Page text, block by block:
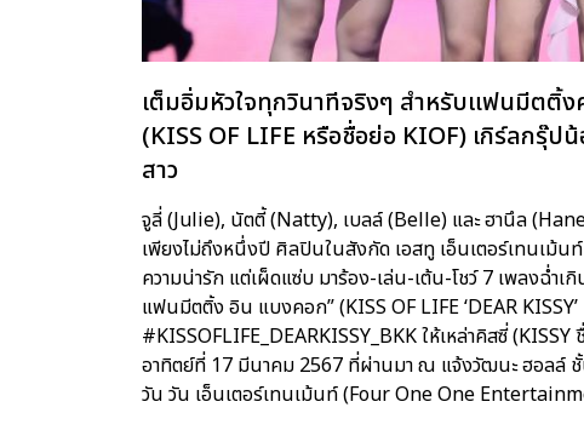
เต็มอิ่มหัวใจทุกวินาทีจริงๆ สำหรับแฟนมีตติ้
(KISS OF LIFE หรือชื่อย่อ KIOF) เกิร์ลกรุ๊
สาว
จูลี่ (Julie), นัตตี้ (Natty), เบลล์ (Belle) และ ฮานึล
เพียงไม่ถึงหนึ่งปี ศิลปินในสังกัด เอสทู เอ็นเตอร์เทนเม้น
ความน่ารัก แต่เผ็ดแซ่บ มาร้อง-เล่น-เต้น-โชว์ 7 เพลงฉ่ำ
แฟนมีตติ้ง อิน แบงคอก” (KISS OF LIFE ‘DEAR
#KISSOFLIFE_DEARKISSY_BKK ให้เหล่าคิสซี่
อาทิตย์ที่ 17 มีนาคม 2567 ที่ผ่านมา ณ แจ้งวัฒนะ ฮอลล์
วัน วัน เอ็นเตอร์เทนเม้นท์ (Four One One